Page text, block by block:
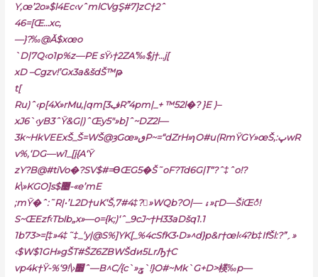
Y‚œ’2o»$l4Ec‹vˆmlCVgŞ#7}zC†2ˆ
46=[Œ…xc‚
—}?‰@Ǎ$xœo
`D|7Q‹o1p%z—PE sŸ›†2ZA’‰$j†…j[
xD –Cgzv!’Gx3a&šdŠ™թ
t[
Ru)ˆ‹p[4X»rMս‚|qm[3ڣR”4pm|_+ ™52l�? }E )–
xJ6`‹yB3ˆŸ&G|)ˆŒy5″»b]ˆ~DZ2l—
3k~HkVEExŠ_Š=WŠ@ȝGœ»ٯP~=“dZrH»ɿO#u(RmŸGY»œŠ,:پwR
v%,‘DG—w1_[į{A‘Ÿ
zY?B@#tiVo�?SV$#=ϴŒG5�Š˜oF?Td6G|ߠ“?ˆ‡ˆo!?
k\»KGO]s$޴-«e’mE
;mŸ�ˆ:˜R|•’L2D†uK‘Š,7#4‡?»WQb?O|— ۀ»ӷD—ŠiŒံ!
S~ŒEzf‹TЫb„x»—o={k;)‘ˆ_9cJ~†H33aDšq1.1
1b73>=[‡»4‡˜‡_’y|@S%]YK[_%4cSfK3•D»^d}p&r†œl‹4?b‡IfŠl:?”؍»
‹$W$1GH»gŠT#ŠZ6ZBWŠdи5LrԠ†C
vp4k†Ÿ-%‘׽‹\!9ˆ—B^C/{c`»ݯ`!}O#~Mk`G+D>楧‰p—